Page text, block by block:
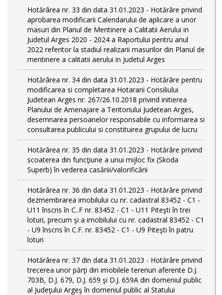
Hotărârea nr. 33 din data 31.01.2023 - Hotărâre privind
aprobarea modificarii Calendarului de aplicare a unor
masuri din Planul de Mentinere a Calitatii Aerului in
Judetul Arges 2020 - 2024 a Raportului pentru anul
2022 referitor la stadiul realizarii masurilor din Planul de
mentinere a calitatii aerului in Judetul Arges
Hotărârea nr. 34 din data 31.01.2023 - Hotărâre pentru
modificarea si completarea Hotararii Consiliului
Judetean Arges nr. 267/26.10.2018 privind initierea
Planului de Amenajare a Teritoriului Judetean Arges,
desemnarea persoanelor responsabile cu informarea si
consultarea publicului si constituirea grupului de lucru
Hotărârea nr. 35 din data 31.01.2023 - Hotărâre privind
scoaterea din funcţiune a unui mijloc fix (Skoda
Superb) în vederea casăriii/valorificării
Hotărârea nr. 36 din data 31.01.2023 - Hotărâre privind
dezmembrarea imobilului cu nr. cadastral 83452 - C1 -
U11 înscris în C..F nr. 83452 - C1 - U11 Piteşti în trei
loturi, precum şi a imobilului cu nr. cadastral 83452 - C1
- U9 înscris în C.F. nr. 83452 - C1 - U9 Piteşti în patru
loturi
Hotărârea nr. 37 din data 31.01.2023 - Hotărâre privind
trecerea unor părţi din imobilele terenuri aferente D.J.
703B, D.J. 679, D.J. 659 şi D.J. 659A din domeniul public
al Judeţului Argeş în domeniul public al Statului